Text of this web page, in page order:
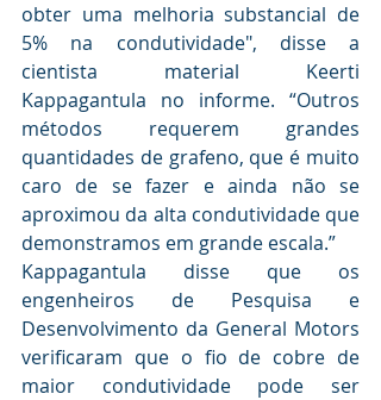
obter uma melhoria substancial de
5% na condutividade", disse a
cientista material Keerti
Kappagantula no informe. “Outros
métodos requerem grandes
quantidades de grafeno, que é muito
caro de se fazer e ainda não se
aproximou da alta condutividade que
demonstramos em grande escala.”
Kappagantula disse que os
engenheiros de Pesquisa e
Desenvolvimento da General Motors
verificaram que o fio de cobre de
maior condutividade pode ser